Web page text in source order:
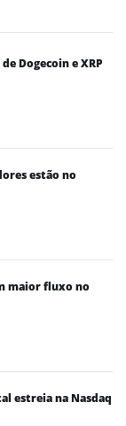
Dogecoin e XRP
estão no
maior fluxo no
estreia na Nasdaq